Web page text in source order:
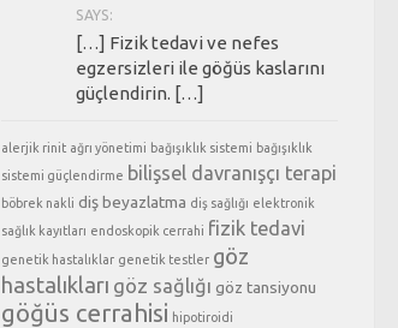
SAYS:
[…] Fizik tedavi ve nefes
egzersizleri ile göğüs kaslarını
güçlendirin. […]
alerjik rinit ağrı yönetimi bağışıklık sistemi bağışıklık
sistemi güçlendirme bilişsel davranışçı terapi
böbrek nakli diş beyazlatma diş sağlığı elektronik
sağlık kayıtları endoskopik cerrahi fizik tedavi
genetik hastalıklar genetik testler göz
hastalıkları göz sağlığı göz tansiyonu
göğüs cerrahisi hipotiroidi